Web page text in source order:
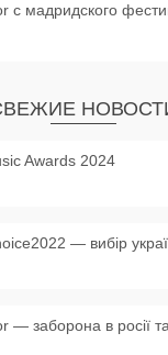
с мадридского
Awards 2024
— вибір
— заборона в росії